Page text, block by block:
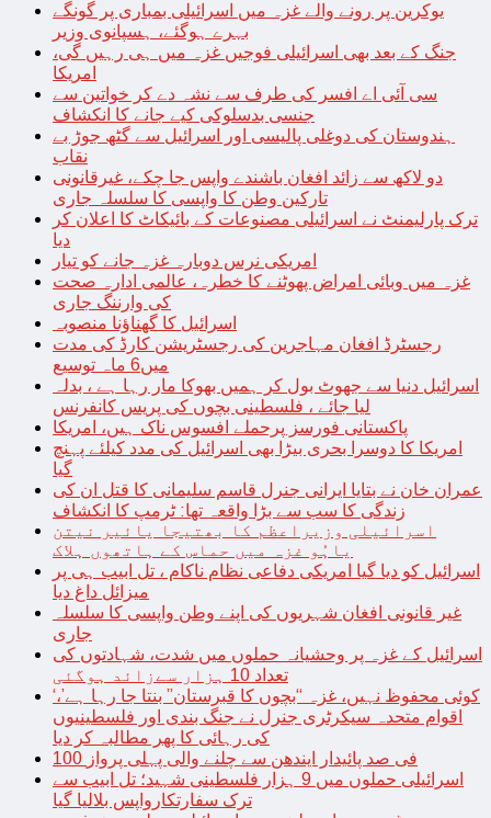
یوکرین پر رونے والے غزہ میں اسرائیلی بمباری پر گونگے
بہرے ہوگئے، ہسپانوی وزیر
جنگ کے بعد بھی اسرائیلی فوجیں غزہ میں ہی رہیں گی،
امریکا
سی آئی اے افسر کی طرف سے نشہ دے کر خواتین سے
جنسی بدسلوکی کیے جانے کا انکشاف
ہندوستان کی دوغلی پالیسی اور اسرائیل سے گٹھ جوڑ بے
نقاب
دو لاکھ سے زائد افغان باشندے واپس جا چکے، غیرقانونی
تارکین وطن کا واپسی کا سلسلہ جاری
ترک پارلیمنٹ نے اسرائیلی مصنوعات کے بائیکاٹ کا اعلان کر
دیا
امریکی نرس دوبارہ غزہ جانے کو تیار
غزہ میں وبائی امراض پھوٹنے کا خطرہ، عالمی ادارہ صحت
کی وارننگ جاری
اسرائیل کا گھناؤنا منصوبہ
رجسٹرڈ افغان مہاجرین کی رجسٹریشن کارڈ کی مدت
میں6 ماہ توسیع
اسرائیل دنیا سے جھوٹ بول کر ہمیں بھوکا مار رہا ہے ، بدلہ
لیا جائے ، فلسطینی بچوں کی پریس کانفرنس
پاکستانی فورسز پرحملے افسوس ناک ہیں، امریکا
امریکا کا دوسرا بحری بیڑا بھی اسرائیل کی مدد کیلئے پہنچ
گیا
عمران خان نے بتایا ایرانی جنرل قاسم سلیمانی کا قتل ان کی
زندگی کا سب سے بڑا واقعہ تھا: ٹرمپ کا انکشاف
اسرائیلی وزیراعظم کا بھتیجا یائیر نیتن
یاہُو غزہ میں حماس کے ہاتھوں ہلاک
اسرائیل کو دیا گیا امریکی دفاعی نظام ناکام ، تل ابیب ہی پر
میزائل داغ دیا
غیر قانونی افغان شہریوں کی اپنے وطن واپسی کا سلسلہ
جاری
اسرائیل کے غزہ پر وحشیانہ حملوں میں شدت، شہادتوں کی
تعداد 10 ہزار سےزائد ہوگئی
‘کوئی محفوظ نہیں، غزہ “بچوں کا قبرستان” بنتا جا رہا ہے’،
اقوام متحدہ سیکرٹری جنرل نے جنگ بندی اور فلسطینیوں
کی رہائی کا پھر مطالبہ کر دیا
100 فی صد پائیدار ایندھن سے چلنے والی پہلی پرواز
اسرائیلی حملوں میں 9 ہزار فلسطینی شہید؛ تل ابیب سے
ترک سفارتکارواپس بلالیا گیا